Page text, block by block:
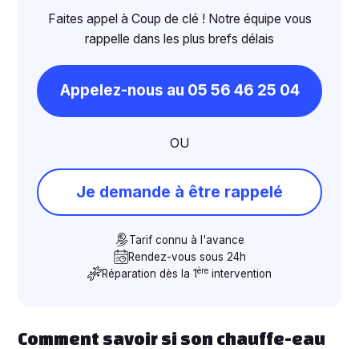
Faites appel à Coup de clé ! Notre équipe vous
rappelle dans les plus brefs délais
Appelez-nous au 05 56 46 25 04
OU
Je demande à être rappelé
Tarif connu à l'avance
Rendez-vous sous 24h
Réparation dès la 1ère intervention
Comment savoir si son chauffe-eau